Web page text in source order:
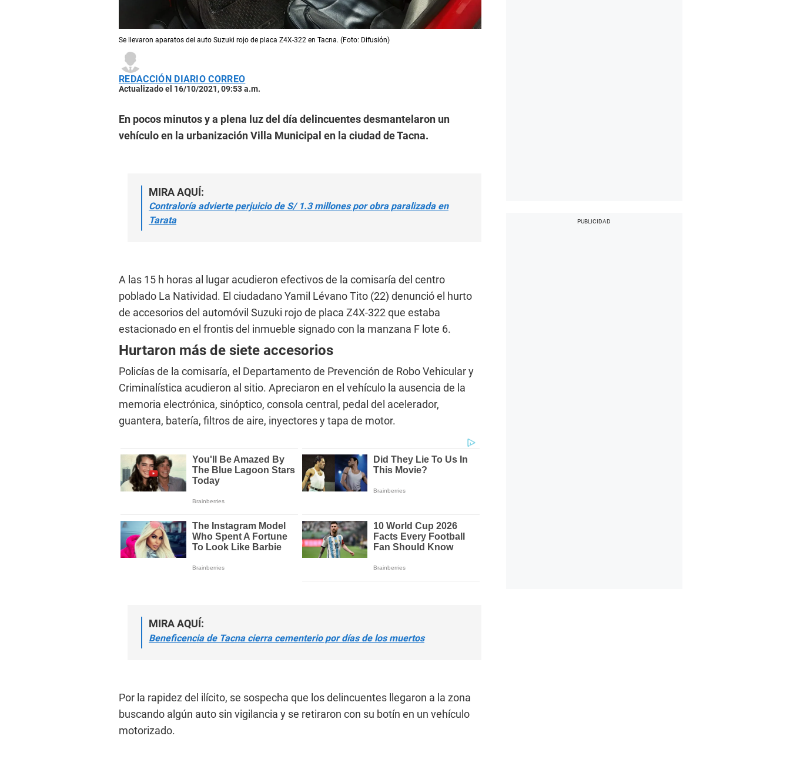
Se llevaron aparatos del auto Suzuki rojo de placa Z4X-322 en Tacna. (Foto: Difusión)
REDACCIÓN DIARIO CORREO
Actualizado el 16/10/2021, 09:53 a.m.
En pocos minutos y a plena luz del día delincuentes desmantelaron un
vehículo en la urbanización Villa Municipal en la ciudad de Tacna.
MIRA AQUÍ:
Contraloría advierte perjuicio de S/ 1.3 millones por obra paralizada en
Tarata
A las 15 h horas al lugar acudieron efectivos de la comisaría del centro
poblado La Natividad. El ciudadano Yamil Lévano Tito (22) denunció el hurto
de accesorios del automóvil Suzuki rojo de placa Z4X-322 que estaba
estacionado en el frontis del inmueble signado con la manzana F lote 6.
Hurtaron más de siete accesorios
Policías de la comisaría, el Departamento de Prevención de Robo Vehicular y
Criminalística acudieron al sitio. Apreciaron en el vehículo la ausencia de la
memoria electrónica, sinóptico, consola central, pedal del acelerador,
guantera, batería, filtros de aire, inyectores y tapa de motor.
MIRA AQUÍ:
Beneficencia de Tacna cierra cementerio por días de los muertos
Por la rapidez del ilícito, se sospecha que los delincuentes llegaron a la zona
buscando algún auto sin vigilancia y se retiraron con su botín en un vehículo
motorizado.